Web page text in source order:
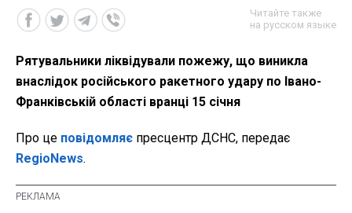
Читайте также
на русском языке
Рятувальники ліквідували пожежу, що виникла
внаслідок російського ракетного удару по Івано-
Франківській області вранці 15 січня
Про це повідомляє пресцентр ДСНС, передає
RegioNews.